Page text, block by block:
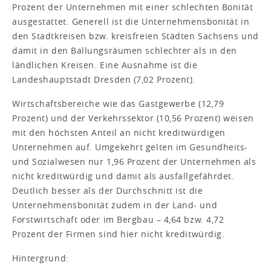
Prozent der Unternehmen mit einer schlechten Bonität
ausgestattet. Generell ist die Unternehmensbonität in
den Stadtkreisen bzw. kreisfreien Städten Sachsens und
damit in den Ballungsräumen schlechter als in den
ländlichen Kreisen. Eine Ausnahme ist die
Landeshauptstadt Dresden (7,02 Prozent).
Wirtschaftsbereiche wie das Gastgewerbe (12,79
Prozent) und der Verkehrssektor (10,56 Prozent) weisen
mit den höchsten Anteil an nicht kreditwürdigen
Unternehmen auf. Umgekehrt gelten im Gesundheits-
und Sozialwesen nur 1,96 Prozent der Unternehmen als
nicht kreditwürdig und damit als ausfallgefährdet.
Deutlich besser als der Durchschnitt ist die
Unternehmensbonität zudem in der Land- und
Forstwirtschaft oder im Bergbau – 4,64 bzw. 4,72
Prozent der Firmen sind hier nicht kreditwürdig.
Hintergrund: